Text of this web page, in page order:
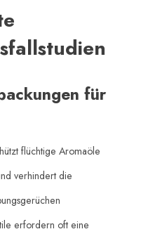
für
flüchtige Aromaöle
verhindert die
erfordern oft eine